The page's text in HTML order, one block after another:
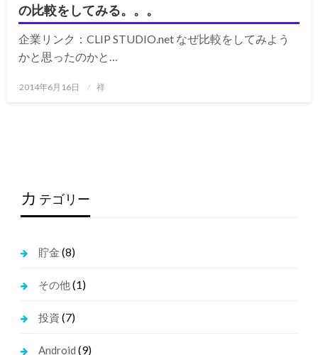
の比較をしてみる。。。
企業リンク：CLIP STUDIO.net なぜ比較をしてみよう
かと思ったのかと…
投
2014年6月16日 祥
カ テゴリー
貯金 (8)
その他(1)
投資 (7)
Android (9)